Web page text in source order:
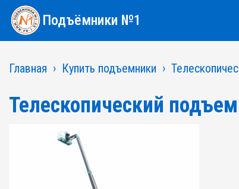
Подъёмники №1
Главная Купить подъемники
Телескопический